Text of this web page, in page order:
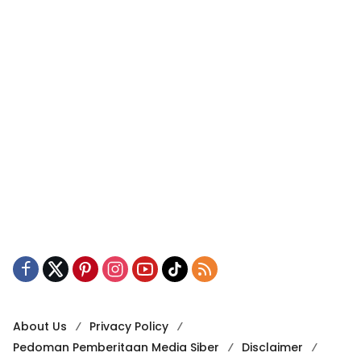
About Us
Privacy Policy
Pedoman Pemberitaan Media Siber
Disclaimer